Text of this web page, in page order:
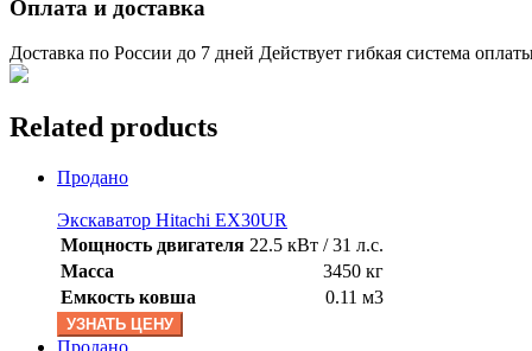
Оплата и доставка
Доставка по России до 7 дней Действует гибкая система
Related products
Продано
Экскаватор Hitachi EX30UR
Мощность двигателя 22.5 кВт / 31 л.с.
Масса
3450 кг
Емкость ковша
0.11 м3
УЗНАТЬ ЦЕНУ